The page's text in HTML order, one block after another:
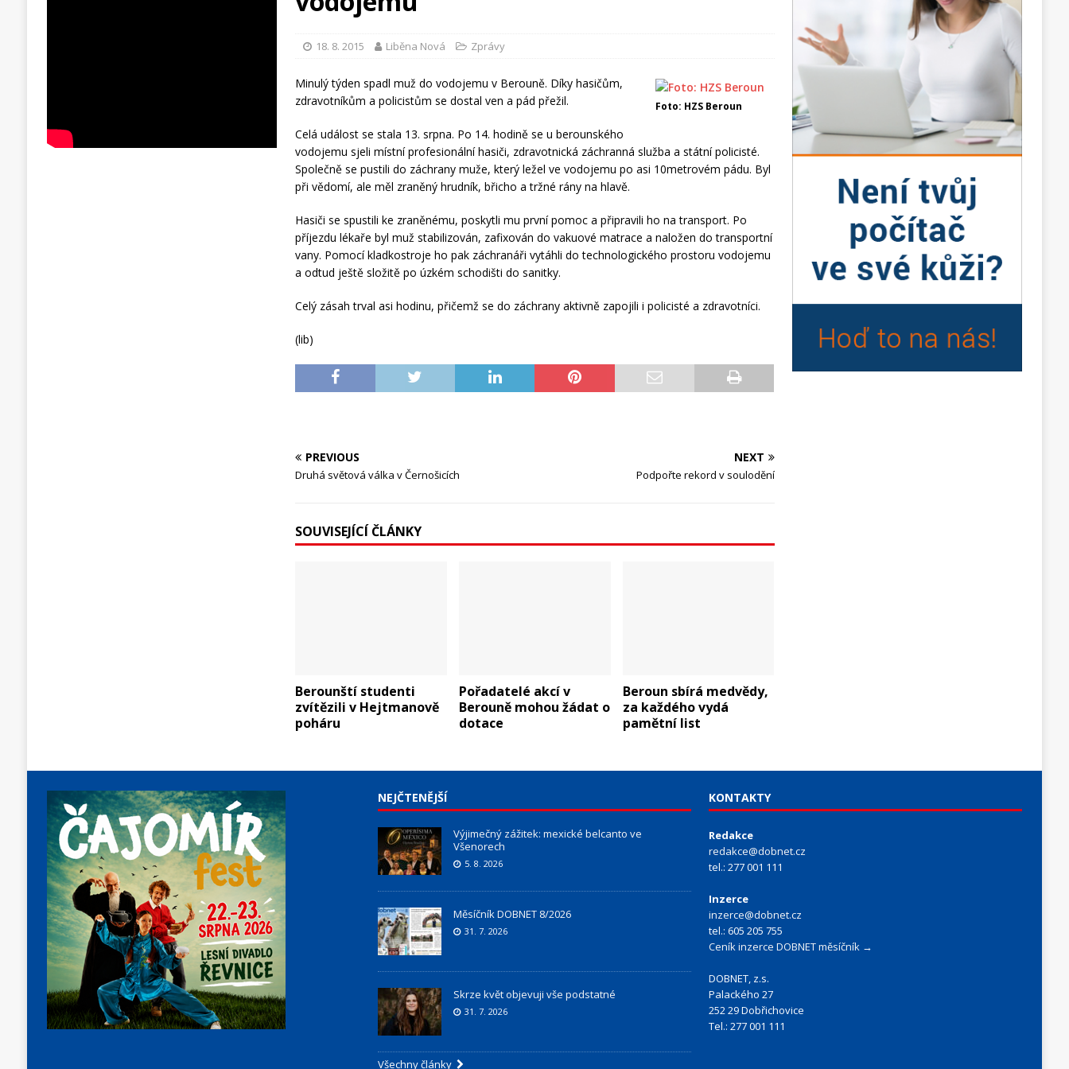
18. 8. 2015 Liběna Nová Zprávy
Foto: HZS Beroun
Minulý týden spadl muž do vodojemu v Berouně. Díky hasičům,
zdravotníkům a policistům se dostal ven a pád přežil.
Celá událost se stala 13. srpna. Po 14. hodině se u berounského
vodojemu sjeli místní profesionální hasiči, zdravotnická záchranná služba a státní policisté.
Společně se pustili do záchrany muže, který ležel ve vodojemu po asi 10metrovém pádu. Byl
při vědomí, ale měl zraněný hrudník, břicho a tržné rány na hlavě.
Hasiči se spustili ke zraněnému, poskytli mu první pomoc a připravili ho na transport. Po
příjezdu lékaře byl muž stabilizován, zafixován do vakuové matrace a naložen do transportní
vany. Pomocí kladkostroje ho pak záchranáři vytáhli do technologického prostoru vodojemu
a odtud ještě složitě po úzkém schodišti do sanitky.
Celý zásah trval asi hodinu, přičemž se do záchrany aktivně zapojili i policisté a zdravotníci.
(lib)
PREVIOUS
Druhá světová válka v Černošicích
NEXT
Podpořte rekord v soulodění
SOUVISEJÍCÍ ČLÁNKY
Berounští studenti
zvítězili v Hejtmanově
poháru
Pořadatelé akcí v
Berouně mohou žádat o
dotace
Beroun sbírá medvědy,
za každého vydá
pamětní list
NEJČTENĚJŠÍ
Výjimečný zážitek: mexické belcanto ve
Všenorech
5. 8. 2026
Měsíčník DOBNET 8/2026
31. 7. 2026
Skrze květ objevuji vše podstatné
31. 7. 2026
Všechny články
KONTAKTY
Redakce
redakce@dobnet.cz
tel.: 277 001 111
Inzerce
inzerce@dobnet.cz
tel.: 605 205 755
Ceník inzerce DOBNET měsíčník →
DOBNET, z.s.
Palackého 27
252 29 Dobřichovice
Tel.: 277 001 111